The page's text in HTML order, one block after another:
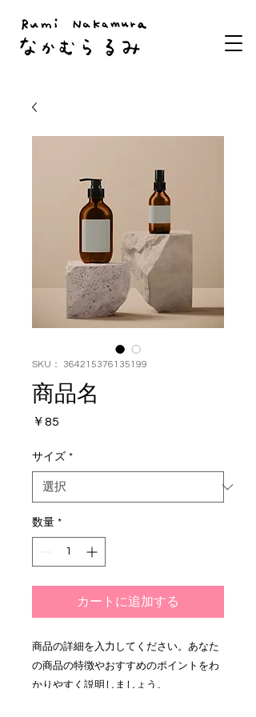
SKU： 364215376135199
商品名
￥85
サイズ *
数量 *
カートに追加する
商品の詳細を入力してください。あなた
の商品の特徴やおすすめのポイントをわ
かりやすく説明しましょう。